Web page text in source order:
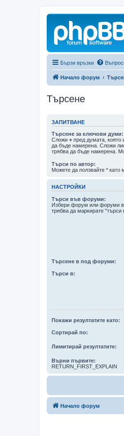
Бързи връзки
Начало форум
Търсене
ЗАПИТВАНЕ
Търсене за ключови думи:
Сложи + пред думата,
да бъде намерена. Сложи
трябва да бъде намерена.
Търси по автор:
Можете да ползвайте * като
НАСТРОЙКИ
Търси във форуми:
Избери форум или форуми
трябва да маркирате
Търсене в под форуми:
Търси в:
Покажи резултатите като:
Сортирай по:
Лимитирай резултатите:
Върни първите:
RETURN_FIRST_EXPLAIN
Начало форум